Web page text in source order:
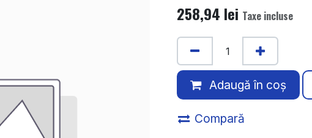
258,94 lei Taxe incluse
Adaugă în coș
Compară